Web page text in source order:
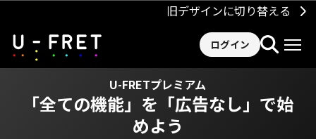
旧デザインに切り替える
ログイン
U-FRETプレミアム
「全ての機能」を 「広告なし」で始
めよう